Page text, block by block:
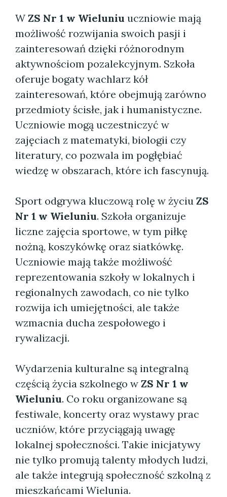
WZS Nr 1 w Wieluniu uczniowie mają
możliwość rozwijania swoich pasji i
zainteresowań dzięki różnorodnym
aktywnościom pozalekcyjnym. Szkoła
oferuje bogaty wachlarz kół
zainteresowań, które obejmują zarówno
przedmioty ścisłe, jak i humanistyczne.
Uczniowie mogą uczestniczyć w
zajęciach z matematyki, biologii czy
literatury, co pozwala im pogłębiać
wiedzę w obszarach, które ich fascynują.
Sport odgrywa kluczową rolę w życiu ZS
Nr 1 w Wieluniu. Szkoła organizuje
liczne zajęcia sportowe, w tym piłkę
nożną, koszykówkę oraz siatkówkę.
Uczniowie mają także możliwość
reprezentowania szkoły w lokalnych i
regionalnych zawodach, co nie tylko
rozwija ich umiejętności, ale także
wzmacnia ducha zespołowego i
rywalizacji.
Wydarzenia kulturalne są integralną
częścią życia szkolnego w ZS Nr 1 w
Wieluniu. Co roku organizowane są
festiwale, koncerty oraz wystawy prac
uczniów, które przyciągają uwagę
lokalnej społeczności. Takie inicjatywy
nie tylko promują talenty młodych ludzi,
ale także integrują społeczność szkolną z
mieszkańcami Wielunia.